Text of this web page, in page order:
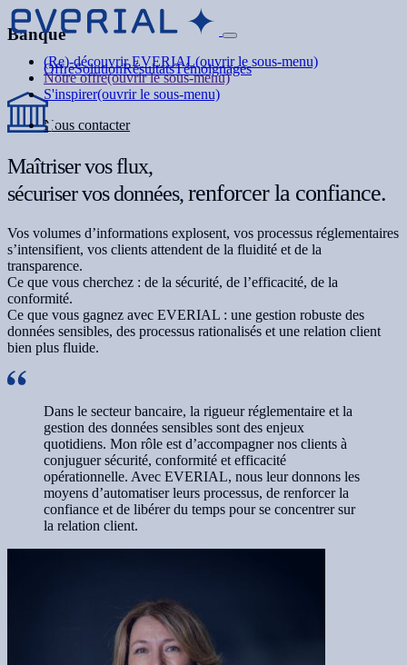
(Re)-découvrir EVERIAL(ouvrir le sous-menu)
Notre offre(ouvrir le sous-menu)
S'inspirer(ouvrir le sous-menu)
Nous contacter
Banque
OffreSolutionRésultatsTémoignages
Maîtriser vos flux,
sécuriser vos données,renforcer la confiance.
Vos volumes d’informations explosent, vos processus réglementaires
s’intensifient, vos clients attendent de la fluidité et de la
transparence.
Ce que vous cherchez : de la sécurité, de l’efficacité, de la
conformité.
Ce que vous gagnez avec EVERIAL : une gestion robuste des
données sensibles, des processus rationalisés et une relation client
bien plus fluide.
Dans le secteur bancaire, la rigueur réglementaire et la
gestion des données sensibles sont des enjeux
quotidiens. Mon rôle est d’accompagner nos clients à
conjuguer sécurité, conformité et efficacité
opérationnelle. Avec EVERIAL, nous leur donnons les
moyens d’automatiser leurs processus, de renforcer la
confiance et de libérer du temps pour se concentrer sur
la relation client.